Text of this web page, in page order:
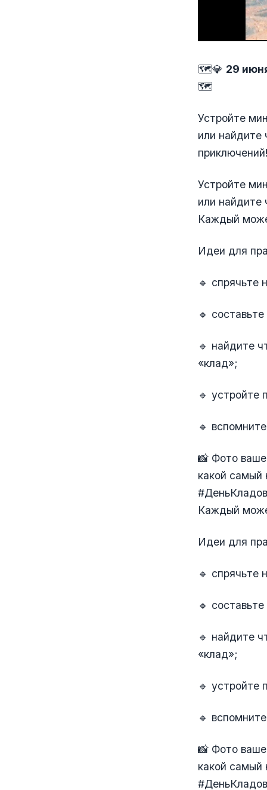
🗺💎 29
🗺
Устройте
или найдите
Устройте
или найдите
Каждый
Идеи для
🔹 спрячьте
🔹
🔹 найдите
«клад»;
🔹 устройте
🔹
📸 Фото
какой самый
Каждый
Идеи для
🔹 спрячьте
🔹
🔹 найдите
«клад»;
🔹 устройте
🔹
📸 Фото
какой самый